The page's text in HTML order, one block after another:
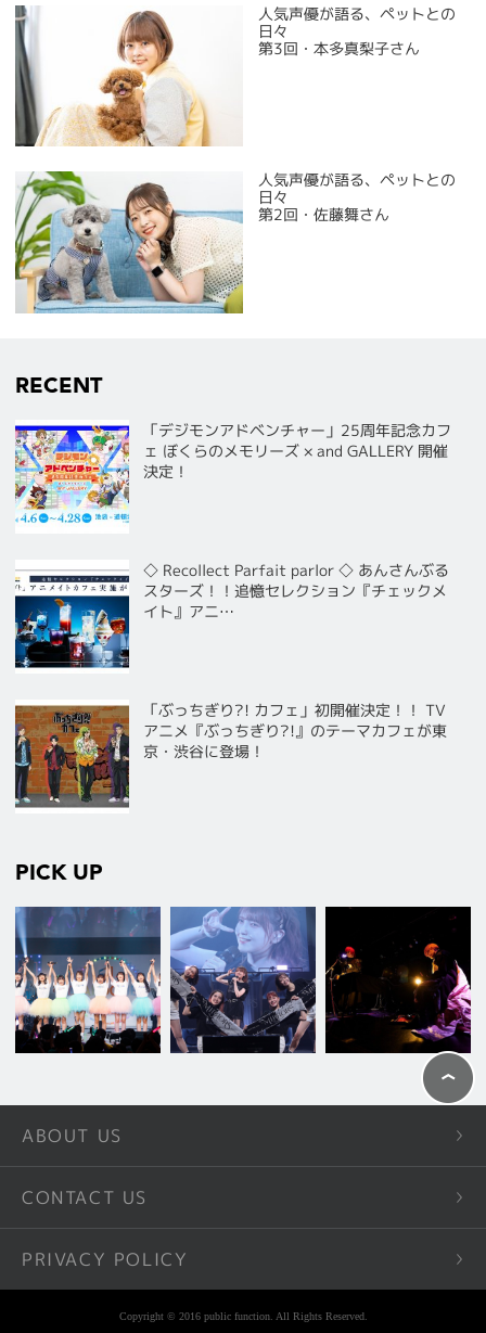
人気声優が語る、ペットとの
日々
第3回・本多真梨子さん
人気声優が語る、ペットとの
日々
第2回・佐藤舞さん
RECENT
「デジモンアドベンチャー」25周年記念カフ
ェ ぼくらのメモリーズ × and GALLERY 開催
決定！
◇ Recollect Parfait parlor ◇ あんさんぶる
スターズ！！追憶セレクション『チェックメ
イト』アニ…
「ぶっちぎり?! カフェ」初開催決定！！ TV
アニメ『ぶっちぎり?!』のテーマカフェが東
京・渋谷に登場！
PICK UP
ABOUT US
CONTACT US
PRIVACY POLICY
Copyright © 2016 public function. All Rights Reserved.